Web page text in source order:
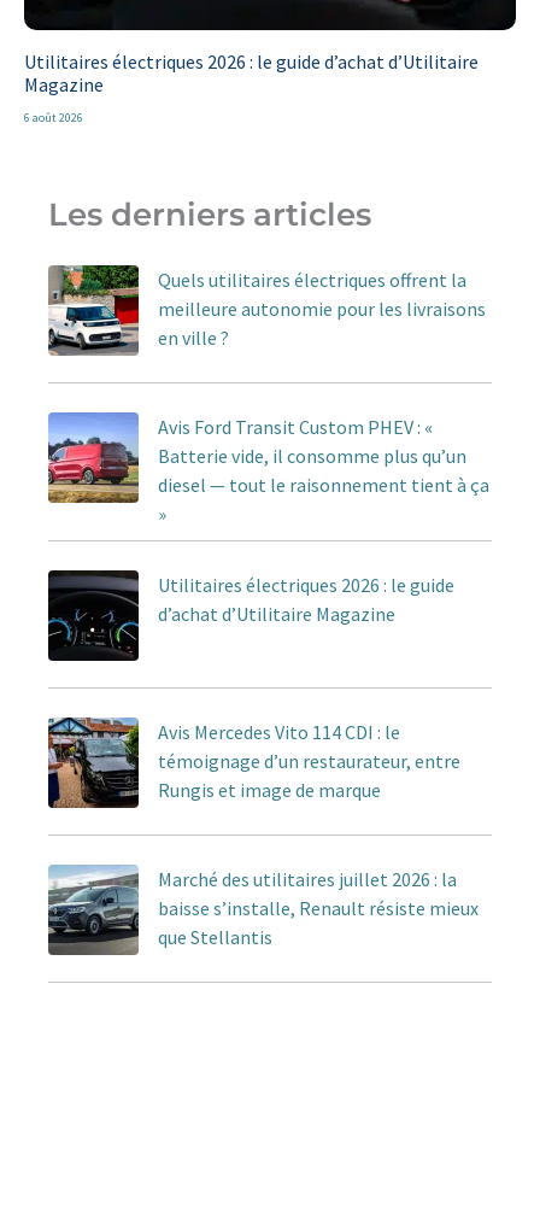
Utilitaires électriques 2026 : le guide d’achat d’Utilitaire
Magazine
6 août 2026
Les derniers articles
Quels utilitaires électriques offrent la
meilleure autonomie pour les livraisons
en ville ?
Avis Ford Transit Custom PHEV : «
Batterie vide, il consomme plus qu’un
diesel — tout le raisonnement tient à ça
»
Utilitaires électriques 2026 : le guide
d’achat d’Utilitaire Magazine
Avis Mercedes Vito 114 CDI : le
témoignage d’un restaurateur, entre
Rungis et image de marque
Marché des utilitaires juillet 2026 : la
baisse s’installe, Renault résiste mieux
que Stellantis